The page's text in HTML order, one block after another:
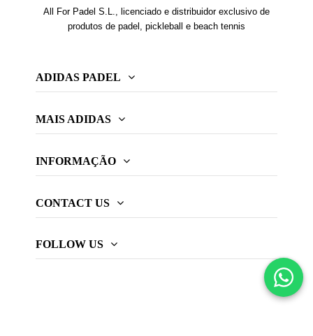
All For Padel S.L., licenciado e distribuidor exclusivo de
produtos de padel, pickleball e beach tennis
ADIDAS PADEL
MAIS ADIDAS
INFORMAÇÃO
CONTACT US
FOLLOW US